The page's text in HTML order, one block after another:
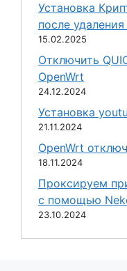
Установка
после
15.02.2025
Отключить
OpenWrt
24.12.2024
Установка
21.11.2024
OpenWrt
18.11.2024
Проксируем
с помощью
23.10.2024